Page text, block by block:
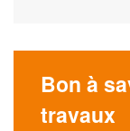
Bon à
travaux